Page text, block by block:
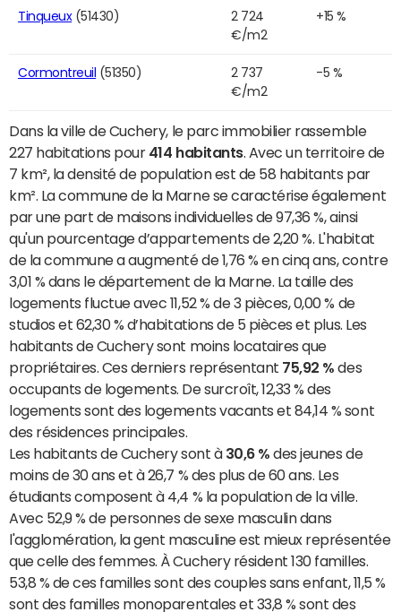
Tinqueux(51430)
2 724
€/m2
+15 %
Cormontreuil (51350)
2 737
€/m2
-5 %
Dans la ville de Cuchery, le parc immobilier rassemble
227 habitations pour 414 habitants. Avec un territoire de
7 km², la densité de population est de 58 habitants par
km². La commune de la Marne se caractérise également
par une part de maisons individuelles de 97,36 %, ainsi
qu'un pourcentage d’appartements de 2,20 %. L'habitat
de la commune a augmenté de 1,76 % en cinq ans, contre
3,01 % dans le département de la Marne. La taille des
logements fluctue avec 11,52 % de 3 pièces, 0,00 % de
studios et 62,30 % d’habitations de 5 pièces et plus. Les
habitants de Cuchery sont moins locataires que
propriétaires. Ces derniers représentant 75,92 % des
occupants de logements. De surcroît, 12,33 % des
logements sont des logements vacants et 84,14 % sont
des résidences principales.
Les habitants de Cuchery sont à 30,6 % des jeunes de
moins de 30 ans et à 26,7 % des plus de 60 ans. Les
étudiants composent à 4,4 % la population de la ville.
Avec 52,9 % de personnes de sexe masculin dans
l'agglomération, la gent masculine est mieux représentée
que celle des femmes. À Cuchery résident 130 familles.
53,8 % de ces familles sont des couples sans enfant, 11,5 %
sont des familles monoparentales et 33,8 % sont des